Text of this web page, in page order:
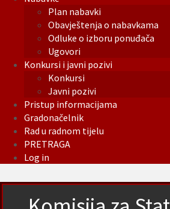
Plan nabavki
Obavještenja o nabavkama
Odluke o izboru ponuđača
Ugovori
Konkursi i javni pozivi
Konkursi
Javni pozivi
Pristup informacijama
Gradonačelnik
Rad u radnom tijelu
PRETRAGA
Log in